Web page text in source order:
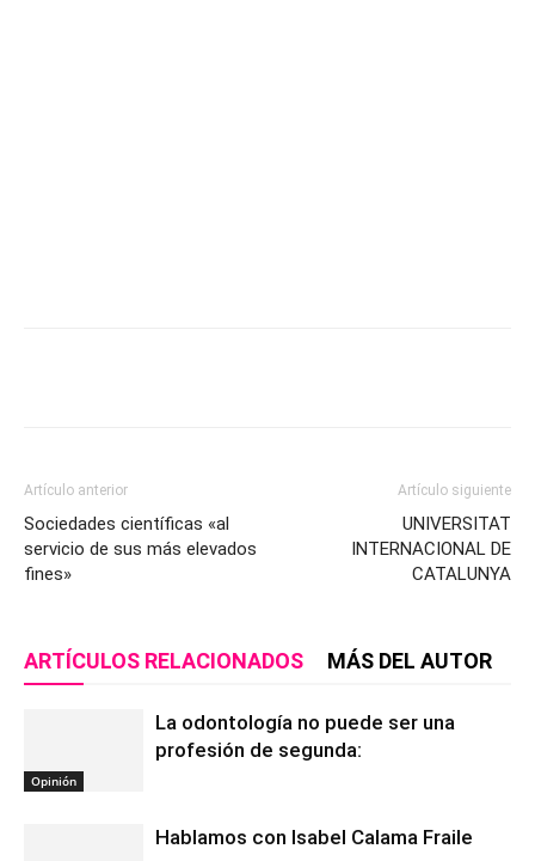
Artículo anterior
Sociedades científicas «al
servicio de sus más elevados
fines»
Artículo siguiente
UNIVERSITAT
INTERNACIONAL DE
CATALUNYA
ARTÍCULOS RELACIONADOS MÁS DEL AUTOR
Opinión
La odontología no puede ser una
profesión de segunda:
Hablamos con Isabel Calama Fraile